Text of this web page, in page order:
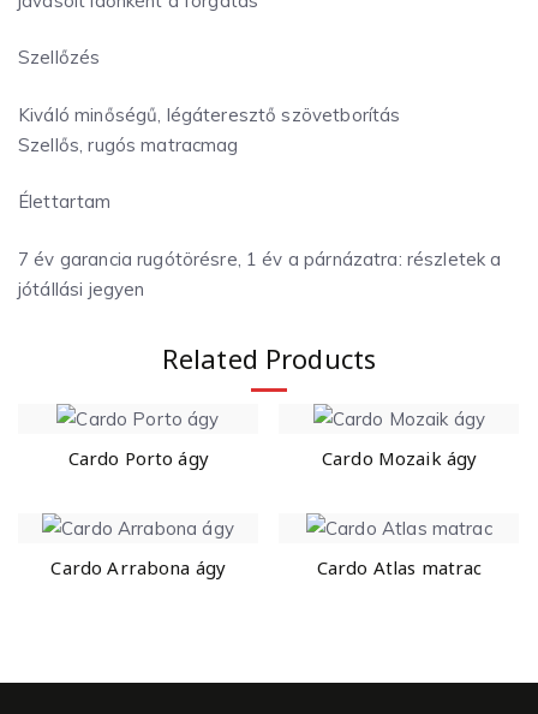
Szellőzés
Kiváló minőségű, légáteresztő szövetborítás
Szellős, rugós matracmag
Élettartam
7 év garancia rugótörésre, 1 év a párnázatra: részletek a
jótállási jegyen
Related Products
Cardo Porto ágy Cardo Mozaik ágy
Cardo Arrabona ágy Cardo Atlas matrac